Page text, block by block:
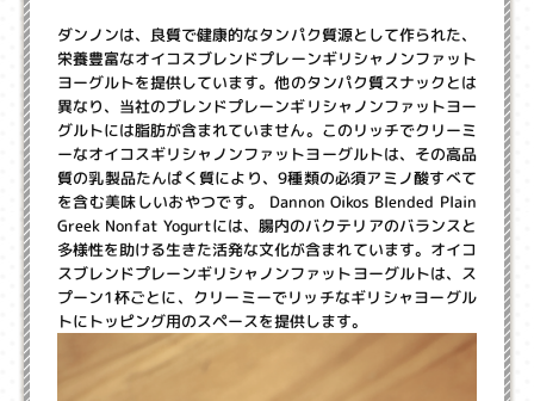
ダンノンは、良質で健康的なタンパク質源として作られた、
栄養豊富なオイコスブレンドプレーンギリシャノンファット
ヨーグルトを提供しています。他のタンパク質スナックとは
異なり、当社のブレンドプレーンギリシャノンファットヨー
グルトには脂肪が含まれていません。このリッチでクリーミ
ーなオイコスギリシャノンファットヨーグルトは、その高品
質の乳製品たんぱく質により、9種類の必須アミノ酸すべて
を含む美味しいおやつです。 Dannon Oikos Blended Plain
Greek Nonfat Yogurtには、腸内のバクテリアのバランスと
多様性を助ける生きた活発な文化が含まれています。オイコ
スブレンドプレーンギリシャノンファットヨーグルトは、ス
プーン1杯ごとに、クリーミーでリッチなギリシャヨーグル
トにトッピング用のスペースを提供します。